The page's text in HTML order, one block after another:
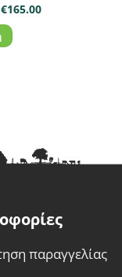
€165.00Price
παραγγελίας